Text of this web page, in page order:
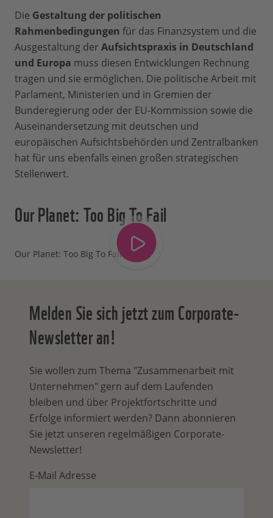
Die Gestaltung der politischen
Rahmenbedingungen für das Finanzsystem und die
Ausgestaltung der Aufsichtspraxis in Deutschland
und Europa muss diesen Entwicklungen Rechnung
tragen und sie ermöglichen. Die politische Arbeit mit
Parlament, Ministerien und in Gremien der
Bunderegierung oder der EU-Kommission sowie die
Auseinandersetzung mit deutschen und
europäischen Aufsichtsbehörden und Zentralbanken
hat für uns ebenfalls einen großen strategischen
Stellenwert.
Our Planet: Too Big To Fail
Our Planet: Too Big To Fail
Melden Sie sich jetzt zum Corporate-
Newsletter an!
Sie wollen zum Thema "Zusammenarbeit mit
Unternehmen" gern auf dem Laufenden
bleiben und über Projektfortschritte und
Erfolge informiert werden? Dann abonnieren
Sie jetzt unseren regelmäßigen Corporate-
Newsletter!
E-Mail Adresse